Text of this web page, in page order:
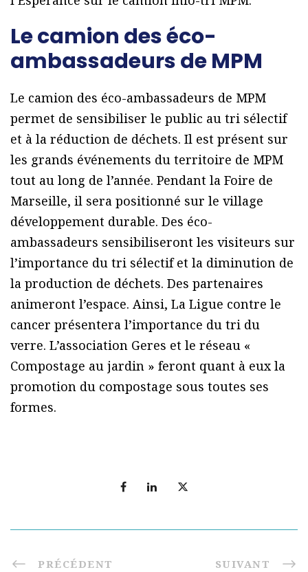
Le camion des éco-
ambassadeurs de MPM
Le camion des éco-ambassadeurs de MPM
permet de sensibiliser le public au tri sélectif
et à la réduction de déchets. Il est présent sur
les grands événements du territoire de MPM
tout au long de l’année. Pendant la Foire de
Marseille, il sera positionné sur le village
développement durable. Des éco-
ambassadeurs sensibiliseront les visiteurs sur
l’importance du tri sélectif et la diminution de
la production de déchets. Des partenaires
animeront l’espace. Ainsi, La Ligue contre le
cancer présentera l’importance du tri du
verre. L’association Geres et le réseau «
Compostage au jardin » feront quant à eux la
promotion du compostage sous toutes ses
formes.
PRÉCÉDENT SUIVANT